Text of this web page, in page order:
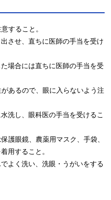
すること。
させ、直ちに医師の手当を受け
場合には直ちに医師の手当を受
あるので、眼に入らないよう注
洗し、眼科医の手当を受けるこ
護眼鏡、農薬用マスク、手袋、
用すること。
よく洗い、洗眼・うがいをする